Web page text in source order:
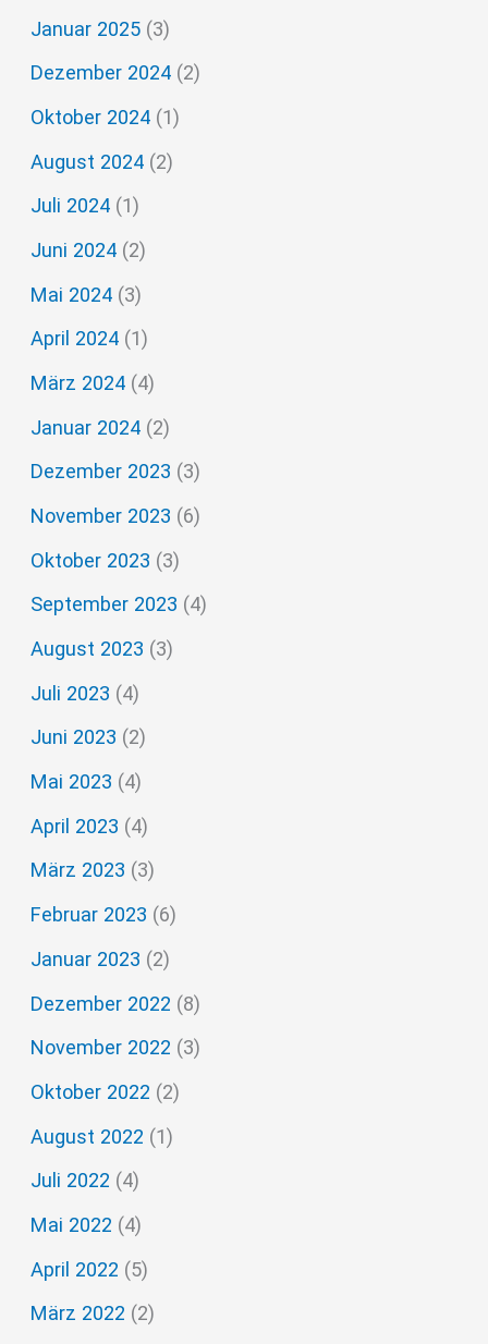
Januar 2025 (3)
Dezember 2024 (2)
Oktober 2024 (1)
August 2024 (2)
Juli 2024 (1)
Juni 2024 (2)
Mai 2024 (3)
April 2024 (1)
März 2024 (4)
Januar 2024 (2)
Dezember 2023 (3)
November 2023 (6)
Oktober 2023 (3)
September 2023 (4)
August 2023 (3)
Juli 2023 (4)
Juni 2023 (2)
Mai 2023 (4)
April 2023 (4)
März 2023 (3)
Februar 2023 (6)
Januar 2023 (2)
Dezember 2022 (8)
November 2022 (3)
Oktober 2022 (2)
August 2022 (1)
Juli 2022 (4)
Mai 2022 (4)
April 2022 (5)
März 2022 (2)